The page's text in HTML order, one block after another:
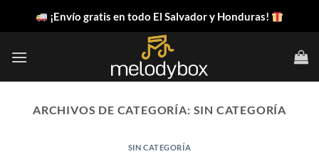
¡Envío gratis en todo El Salvador y Honduras!
ARCHIVOS DE CATEGORÍA: SIN CATEGORÍA
SIN CATEGORÍA